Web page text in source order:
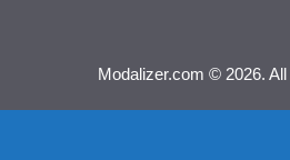
Modalizer.com © 2026.